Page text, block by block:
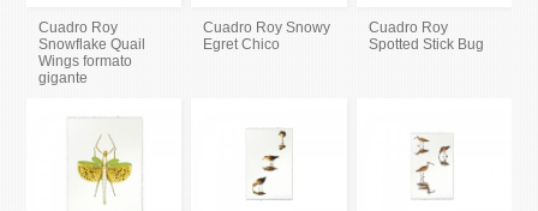
Cuadro Roy
Snowflake Quail
Wings formato
gigante
Cuadro Roy Snowy
Egret Chico
Cuadro Roy
Spotted Stick Bug